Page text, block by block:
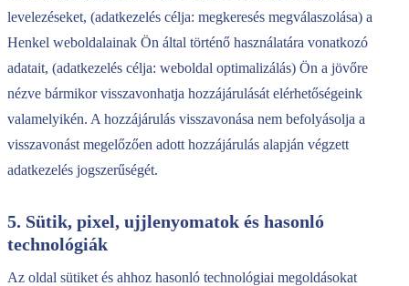
levelezéseket, (adatkezelés célja: megkeresés megválaszolása) a
Henkel weboldalainak Ön által történő használatára vonatkozó
adatait, (adatkezelés célja: weboldal optimalizálás) Ön a jövőre
nézve bármikor visszavonhatja hozzájárulását elérhetőségeink
valamelyikén. A hozzájárulás visszavonása nem befolyásolja a
visszavonást megelőzően adott hozzájárulás alapján végzett
adatkezelés jogszerűségét.​​​​​​​
5. Sütik, pixel, ujjlenyomatok és hasonló
technológiák
Az oldal sütiket és ahhoz hasonló technológiai megoldásokat